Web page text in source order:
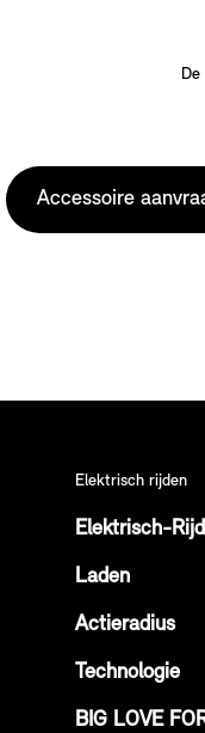
Accessoire
Elektrisch rijden
Elektrisch-
Laden
Actieradius
Technologie
BIG LOVE